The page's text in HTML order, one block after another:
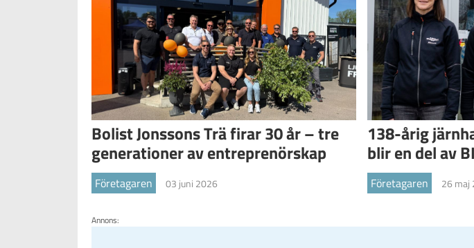
Bolist Jonssons Trä firar 30 år – tre
generationer av entreprenörskap
Företagaren 03 juni 2026
138-årig
blir en del av
Företagaren 26 maj
Annons: